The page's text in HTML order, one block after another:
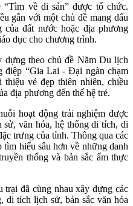
về di sản” được tổ chức.
gắn với một chủ đề mang dấu
đất nước hoặc địa phương
dục cho chương trình.
dựng theo chủ đề Năm Du lịch
điệp “Gia Lai - Đại ngàn chạm
vẻ đẹp thiên nhiên, chiều
địa phương đến thế hệ trẻ.
hoạt động trải nghiệm được
văn hóa, hệ thống di tích, di
trưng của tỉnh. Thông qua các
hiểu sâu hơn về những danh
thống và bản sắc ẩm thực
đã cùng nhau xây dựng các
di tích lịch sử, bản sắc văn hóa